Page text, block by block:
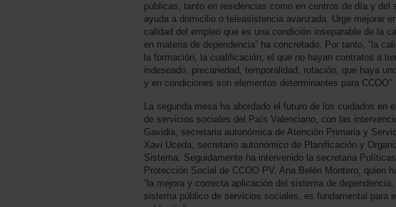
públicas, tanto en residencias como en centros de día y del
ayuda a domicilio o teleasistencia avanzada. Urge mejorar
calidad del empleo que es una condición inseparable de la
en materia de dependencia” ha concretado. Por tanto, “la
la formación, la cualificación, el que no hayan contratos a
indeseado, precariedad, temporalidad, rotación, que haya
y en condiciones son elementos determinantes para CCOO”.
La segunda mesa ha abordado el futuro de los cuidados en
de servicios sociales del País Valenciano, con las
Gavidia, secretaria autonómica de Atención Primaria y
Xavi Uceda, secretario autonómico de Planificación y
Sistema. Seguidamente ha intervenido la secretaria
Protección Social de CCOO PV, Ana Belén Montero, quien
“la mejora y correcta aplicación del sistema de dependencia,
sistema público de servicios sociales, es fundamental para